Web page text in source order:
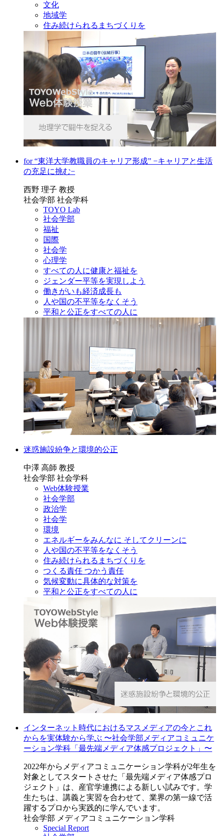
文化
地域学
住み続けられるまちづくりを
for “東洋大学教職員のキャリア形成” −キャリアと生活
の充足に挑む−
西野 理子 教授
社会学部 社会学科
TOYO Lab
社会学部
福祉
国際
社会学
心理学
すべての人に健康と福祉を
ジェンダー平等を実現しよう
働きがいも経済成長も
人や国の不平等をなくそう
平和と公正をすべての人に
迷惑施設紛争と環境的公正
中澤 高師 教授
社会学部 社会学科
Web体験授業
社会学部
政治学
社会学
環境
エネルギーをみんなに そしてクリーンに
人や国の不平等をなくそう
住み続けられるまちづくりを
つくる責任 つかう責任
気候変動に具体的な対策を
平和と公正をすべての人に
インターネット時代におけるマスメディアの今とこれ
からを実体験から学ぶ 〜社会学部メディアコミュニケ
ーション学科「最先端メディア体感プロジェクト」〜
2022年からメディアコミュニケーション学科が2年生を
対象としてスタートさせた「最先端メディア体感プロ
ジェクト」は、産官学連携による新しい試みです。学
生たちは、講義と実習を合わせて、業界の第一線で活
躍するプロから実践的に学んでいます。
社会学部 メディアコミュニケーション学科
Special Report